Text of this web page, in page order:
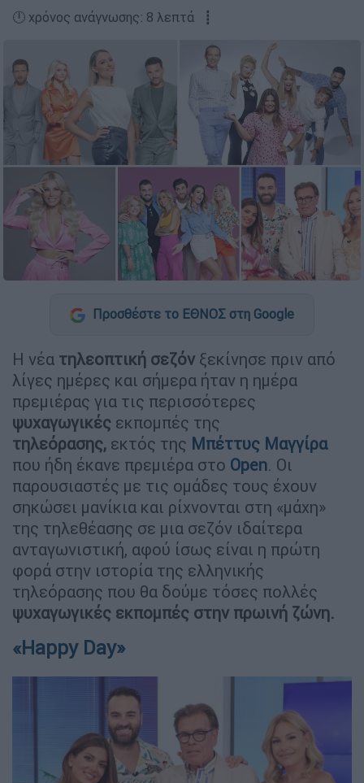
🕛 χρόνος ανάγνωσης: 8 λεπτά ┋
Προσθέστε το ΕΘΝΟΣ στη Google
Η νέα τηλεοπτική σεζόν ξεκίνησε πριν από
λίγες ημέρες και σήμερα ήταν η ημέρα
πρεμιέρας για τις περισσότερες
ψυχαγωγικές εκπομπές της
τηλεόρασης, εκτός της Μπέττυς Μαγγίρα
που ήδη έκανε πρεμιέρα στο Open. Οι
παρουσιαστές με τις ομάδες τους έχουν
σηκώσει μανίκια και ρίχνονται στη «μάχη»
της τηλεθέασης σε μια σεζόν ιδαίτερα
ανταγωνιστική, αφού ίσως είναι η πρώτη
φορά στην ιστορία της ελληνικής
τηλεόρασης που θα δούμε τόσες πολλές
ψυχαγωγικές εκπομπές στην πρωινή ζώνη.
«Happy Day»